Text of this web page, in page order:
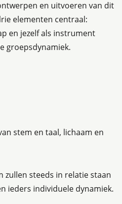
en uitvoeren van dit
elementen centraal:
en jezelf als instrument
groepsdynamiek.
stem en taal, lichaam en
zullen steeds in relatie staan
ieders individuele dynamiek.